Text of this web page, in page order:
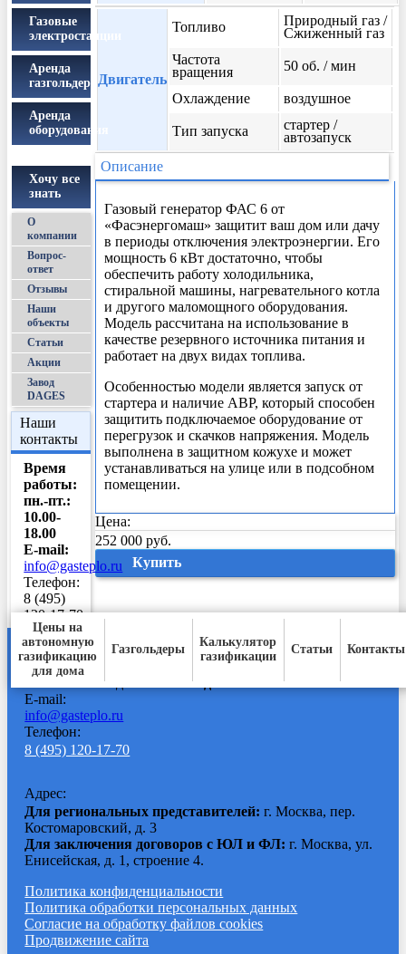
Газовые
электростанции
Аренда
газгольдера
Аренда
оборудования
Хочу все
знать
О
компании
Вопрос-
ответ
Отзывы
Наши
объекты
Статьи
Акции
Завод
DAGES
Наши
контакты
Время
работы:
пн.-пт.:
10.00-
18.00
E-mail:
info@gasteplo.ru
Телефон:
8 (495)
120-17-70
Двигатель
Топливо
Природный газ /
Сжиженный газ
Частота
вращения
50 об. / мин
Охлаждение воздушное
Тип запуска
стартер /
автозапуск
Описание
Газовый генератор ФАС 6 от
«Фасэнергомаш» защитит ваш дом или дачу
в периоды отключения электроэнергии. Его
мощность 6 кВт достаточно, чтобы
обеспечить работу холодильника,
стиральной машины, нагревательного котла
и другого маломощного оборудования.
Модель рассчитана на использование в
качестве резервного источника питания и
работает на двух видах топлива.
Особенностью модели является запуск от
стартера и наличие АВР, который способен
защитить подключаемое оборудование от
перегрузок и скачков напряжения. Модель
выполнена в защитном кожухе и может
устанавливаться на улице или в подсобном
помещении.
Цена:
252 000 руб.
Купить
Цены на
автономную
газификацию
для дома
Газгольдеры
Калькулятор
газификации
Статьи Контакты
Ежедневно с
9:00 до 20:00
E-mail:
info@gasteplo.ru
Телефон:
8 (495) 120-17-70
Адрес:
Для региональных представителей: г. Москва, пер.
Костомаровский, д. 3
Для заключения договоров с ЮЛ и ФЛ:г. Москва, ул.
Енисейская, д. 1, строение 4.
Политика конфиденциальности
Политика обработки персональных данных
Согласие на обработку файлов cookies
Продвижение сайта